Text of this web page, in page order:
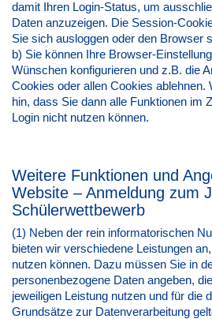
damit Ihren Login-Status, um
Daten anzuzeigen. Die Session-
Sie sich ausloggen oder den Browser
b) Sie können Ihre Browser-
Wünschen konfigurieren und z.B. die
Cookies oder allen Cookies ablehnen.
hin, dass Sie dann alle Funktionen im
Login nicht nutzen können.
Weitere Funktionen und
Website – Anmeldung zum
Schülerwettbewerb
(1) Neben der rein informatorischen
bieten wir verschiedene Leistungen
nutzen können. Dazu müssen Sie in
personenbezogene Daten angeben,
jeweiligen Leistung nutzen und für die
Grundsätze zur Datenverarbeitung